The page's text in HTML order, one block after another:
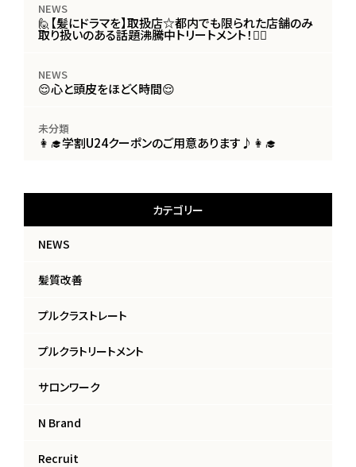
NEWS
🙋【髪にドラマを】取扱店☆都内でも限られた店舗のみ
取り扱いのある話題沸騰中トリートメント！🙋‍♀️
NEWS
😌心と頭皮をほどく時間😌
未分類
👩‍🎓学割U24クーポンのご用意あります♪👩‍🎓
カテゴリー
NEWS
髪質改善
プルクラストレート
プルクラトリートメント
サロンワーク
N Brand
Recruit